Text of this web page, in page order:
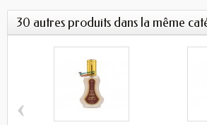
30 autres produits dans la même
‹